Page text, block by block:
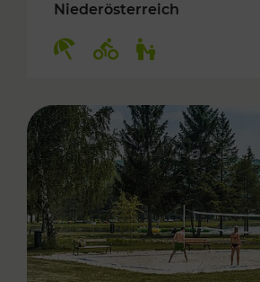
Niederösterreich